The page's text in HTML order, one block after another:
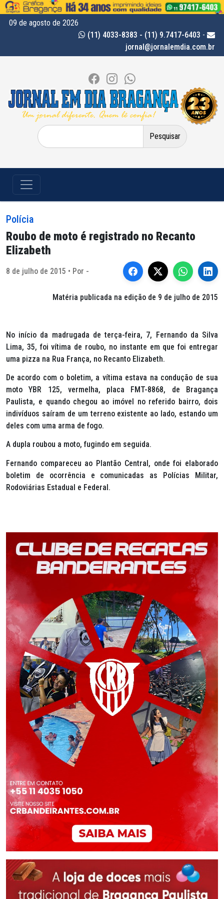
09 de agosto de 2026
(11) 4033-8383 - (11) 9.7417-6403 -
jornal@jornalemdia.com.br
Pesquisar
por:
Polícia
Roubo de moto é registrado no Recanto
Elizabeth
8 de julho de 2015 • Por -
Matéria publicada na edição de 9 de julho de 2015
No início da madrugada de terça-feira, 7, Fernando da Silva
Lima, 35, foi vítima de roubo, no instante em que foi entregar
uma pizza na Rua França, no Recanto Elizabeth.
De acordo com o boletim, a vítima estava na condução de sua
moto YBR 125, vermelha, placa FMT-8868, de Bragança
Paulista, e quando chegou ao imóvel no referido bairro, dois
indivíduos saíram de um terreno existente ao lado, estando um
deles com uma arma de fogo.
A dupla roubou a moto, fugindo em seguida.
Fernando compareceu ao Plantão Central, onde foi elaborado
boletim de ocorrência e comunicadas as Polícias Militar,
Rodoviárias Estadual e Federal.